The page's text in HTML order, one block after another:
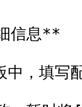
信息**
中，填写